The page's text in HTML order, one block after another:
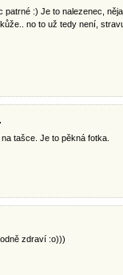
:) Je to nalezenec,
no to už tedy není,
tašce. Je to pěkná fotka.
zdraví :o)))